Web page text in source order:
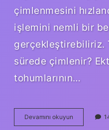
çimlenmesini
işlemini nemli bir
gerçekleştirebiliriz.
sürede çimlenir?
tohumlarının…
Devamını okuyun
Tohumlar